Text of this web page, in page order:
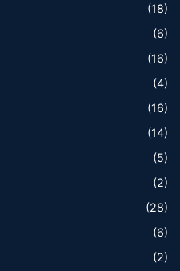
(18)
(6)
(16)
(4)
(16)
(14)
(5)
(2)
(28)
(6)
(2)